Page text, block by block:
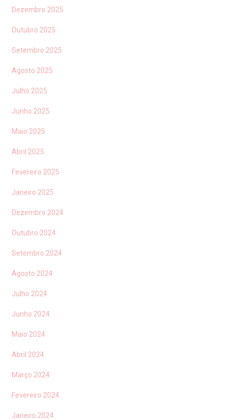
Dezembro 2025
Outubro 2025
Setembro 2025
Agosto 2025
Julho 2025
Junho 2025
Maio 2025
Abril 2025
Fevereiro 2025
Janeiro 2025
Dezembro 2024
Outubro 2024
Setembro 2024
Agosto 2024
Julho 2024
Junho 2024
Maio 2024
Abril 2024
Março 2024
Fevereiro 2024
Janeiro 2024